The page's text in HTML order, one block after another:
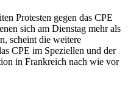
Protesten gegen das CPE
sich am Dienstag mehr als
scheint die weitere
CPE im Speziellen und der
in Frankreich nach wie vor